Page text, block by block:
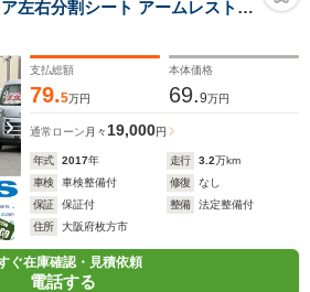
左右分割シート アームレスト
コン パワステ ABS 集中ドアロ
ヤル 軽貨物 事業用 事業用登録
支払総額
79.5万円
本体価格
69.9万円
通常ローン 月々 19,000円
年式 2017年 走行 3.2万km
車検
車検整備付 修復
なし
保証
保証付 整備
法定整備付
住所
大阪府枚方市
ぐ在庫確認・見積依頼
電話する